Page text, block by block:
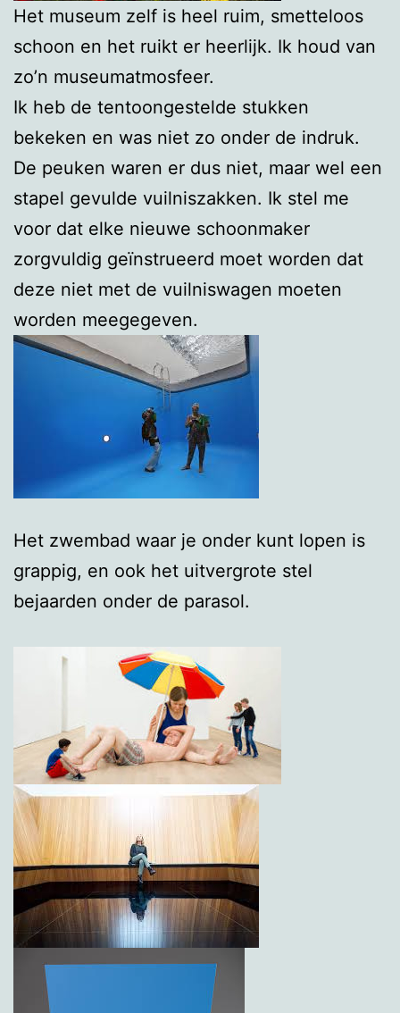
Het museum zelf is heel ruim, smetteloos
schoon en het ruikt er heerlijk. Ik houd van
zo’n museumatmosfeer.
Ik heb de tentoongestelde stukken
bekeken en was niet zo onder de indruk.
De peuken waren er dus niet, maar wel een
stapel gevulde vuilniszakken. Ik stel me
voor dat elke nieuwe schoonmaker
zorgvuldig geïnstrueerd moet worden dat
deze niet met de vuilniswagen moeten
worden meegegeven.
Het zwembad waar je onder kunt lopen is
grappig, en ook het uitvergrote stel
bejaarden onder de parasol.